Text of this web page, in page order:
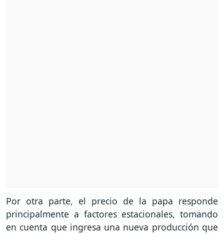
Por otra parte, el precio de la papa responde
principalmente a factores estacionales, tomando
en cuenta que ingresa una nueva producción que